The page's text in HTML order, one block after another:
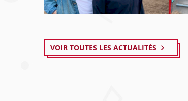
VOIR TOUTES LES ACTUALITÉS